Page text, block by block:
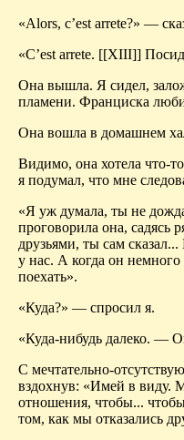
«Alors, с’est arrete?» —
«C’est arrete. [[XIII]]
Она вышла. Я сидел,
пламени. Франциска
Она вошла в домашнем
Видимо, она хотела что-
я подумал, что мне
«Я уж думала, ты не
проговорила она,
друзьями, ты сам
у нас. А когда он
поехать».
«Куда?» — спросил я.
«Куда-нибудь далеко. —
С мечтательно-
вздохнув: «Имей в виду.
отношения, чтобы...
том, как мы отказались